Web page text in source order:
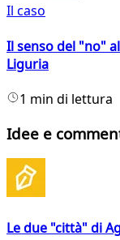
Il caso
Il senso del "no"
Liguria
1 min di lettura
Idee e
Le due "città" di